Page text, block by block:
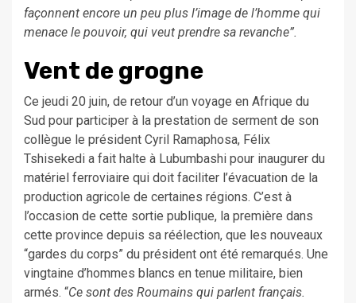
façonnent encore un peu plus l’image de l’homme qui
menace le pouvoir, qui veut prendre sa revanche”.
Vent de grogne
Ce jeudi 20 juin, de retour d’un voyage en Afrique du
Sud pour participer à la prestation de serment de son
collègue le président Cyril Ramaphosa, Félix
Tshisekedi a fait halte à Lubumbashi pour inaugurer du
matériel ferroviaire qui doit faciliter l’évacuation de la
production agricole de certaines régions. C’est à
l’occasion de cette sortie publique, la première dans
cette province depuis sa réélection, que les nouveaux
“gardes du corps” du président ont été remarqués. Une
vingtaine d’hommes blancs en tenue militaire, bien
armés. “Ce sont des Roumains qui parlent français.